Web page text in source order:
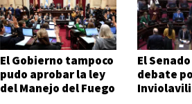
El Gobierno tampoco
pudo aprobar la ley
del Manejo del Fuego
El
debate